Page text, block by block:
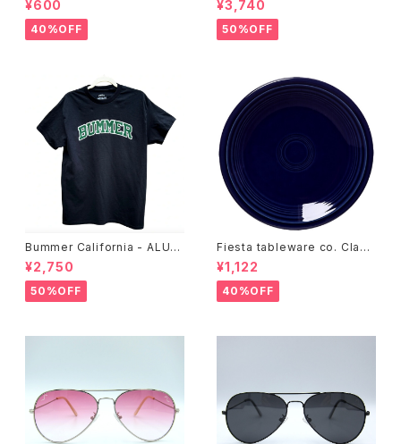
¥600
40%OFF
¥3,740
50%OFF
Bummer California - ALUM
T-SHIRT,black
¥2,750
50%OFF
Fiesta tableware co. Class
ic Rim 7-1/4 Inch Salad Pla
te
¥1,122
40%OFF